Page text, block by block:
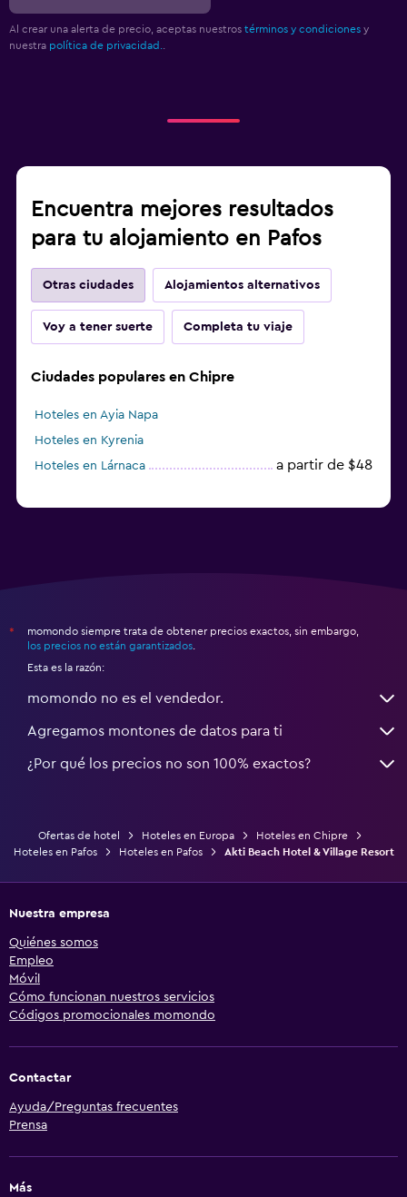
Al crear una alerta de precio, aceptas nuestros términos y condiciones y
nuestra política de privacidad.
Encuentra mejores resultados
para tu alojamiento en Pafos
Otras ciudades Alojamientos alternativos
Voy a tener suerte Completa tu viaje
Ciudades populares en Chipre
Hoteles en Ayia Napa
Hoteles en Kyrenia
Hoteles en Lárnaca
a partir de $48
*
momondo siempre trata de obtener precios exactos, sin embargo,
los precios no están garantizados
Esta es la razón:
momondo no es el vendedor.
Agregamos montones de datos para ti
¿Por qué los precios no son 100% exactos?
Ofertas de hotel Hoteles en Europa
Hoteles en Chipre
Hoteles en Pafos
Hoteles en Pafos Akti Beach Hotel & Village Resort
Nuestra empresa
Quiénes somos
Empleo
Móvil
Cómo funcionan nuestros servicios
Códigos promocionales momondo
Contactar
Ayuda/Preguntas frecuentes
Prensa
Más